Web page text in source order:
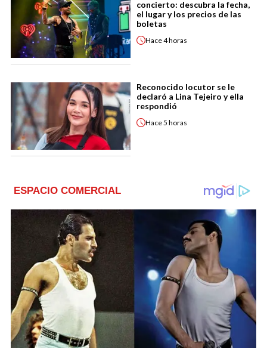
concierto: descubra la fecha,
el lugar y los precios de las
boletas
Hace4 horas
Reconocido locutor se le
declaró a Lina Tejeiro y ella
respondió
Hace5 horas